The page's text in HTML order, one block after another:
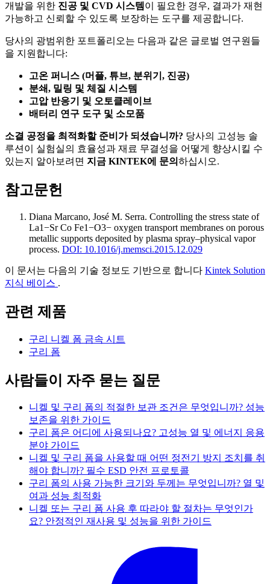
개발을 위한 진공 및 CVD 시스템 이 필요한 경우, 결과가 재현
가능하고 신뢰할 수 있도록 보장하는 도구를 제공합니다.
당사의 광범위한 포트폴리오는 다음과 같은 글로벌 연구원들
을 지원합니다:
고온 퍼니스 (머플, 튜브, 분위기, 진공)
분쇄, 밀링 및 체질 시스템
고압 반응기 및 오토클레이브
배터리 연구 도구 및 소모품
소결 공정을 최적화할 준비가 되셨습니까? 당사의 고성능 솔
루션이 실험실의 효율성과 재료 무결성을 어떻게 향상시킬 수
있는지 알아보려면 지금 KINTEK에 문의 하십시오.
참고문헌
Diana Marcano, José M. Serra. Controlling the stress state of
La1−Sr Co Fe1−O3− oxygen transport membranes on porous
metallic supports deposited by plasma spray–physical vapor
process. DOI: 10.1016/j.memsci.2015.12.029
이 문서는 다음의 기술 정보도 기반으로 합니다 Kintek Solution
지식 베이스 .
관련 제품
구리 니켈 폼 금속 시트
구리 폼
사람들이 자주 묻는 질문
니켈 및 구리 폼의 적절한 보관 조건은 무엇입니까? 성능
보존을 위한 가이드
구리 폼은 어디에 사용되나요? 고성능 열 및 에너지 응용
분야 가이드
니켈 및 구리 폼을 사용할 때 어떤 정전기 방지 조치를 취
해야 합니까? 필수 ESD 안전 프로토콜
구리 폼의 사용 가능한 크기와 두께는 무엇입니까? 열 및
여과 성능 최적화
니켈 또는 구리 폼 사용 후 따라야 할 절차는 무엇인가
요? 안정적인 재사용 및 성능을 위한 가이드